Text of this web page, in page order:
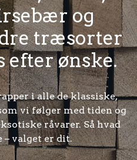
og
træsorter
efter ønske.
i alle de klassiske,
vi følger med tiden og
råvarer. Så hvad
– valget er dit.